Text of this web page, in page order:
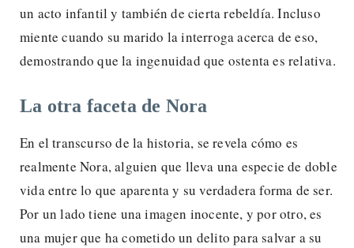
un acto infantil y también de cierta rebeldía. Incluso
miente cuando su marido la interroga acerca de eso,
demostrando que la ingenuidad que ostenta es relativa.
La otra faceta de Nora
En el transcurso de la historia, se revela cómo es
realmente Nora, alguien que lleva una especie de doble
vida entre lo que aparenta y su verdadera forma de ser.
Por un lado tiene una imagen inocente, y por otro, es
una mujer que ha cometido un delito para salvar a su